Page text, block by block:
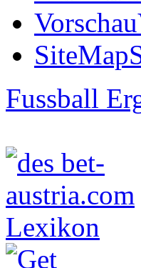
Vorschau
SiteMap
Fussball